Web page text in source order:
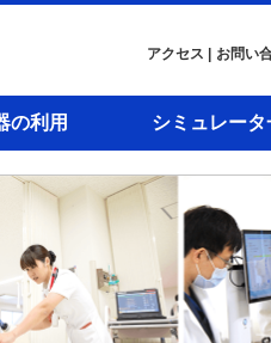
アクセス お問い
の利用 シミュレータ